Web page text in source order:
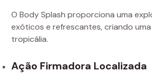
O Body Splash proporciona uma
exóticos e refrescantes, criando
tropicália.
Ação Firmadora Localizada